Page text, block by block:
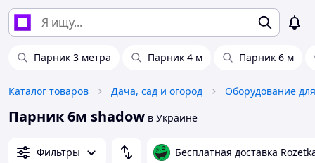
Парник 3 метра Парник 4 м Парник 6 м
Каталог товаров Дача, сад и огород
Парник 6м shadow в Украине
Фильтры Бесплатная доставка